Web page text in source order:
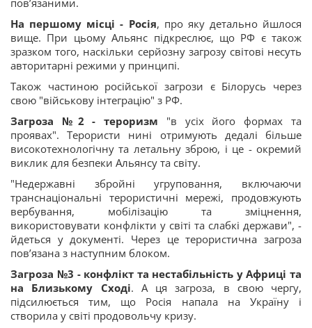
На першому місці - Росія, про яку детально йшлося
вище. При цьому Альянс підкреслює, що РФ є також
зразком того, наскільки серйозну загрозу світові несуть
авторитарні режими у принципі.
Також частиною російської загрози є Білорусь через
свою "військову інтеграцію" з РФ.
Загроза №2 - тероризм "в усіх його формах та
проявах". Терористи нині отримують дедалі більше
високотехнологічну та летальну зброю, і це - окремий
виклик для безпеки Альянсу та світу.
"Недержавні збройні угруповання, включаючи
транснаціональні терористичні мережі, продовжують
вербування, мобілізацію та зміцнення,
використовувати конфлікти у світі та слабкі держави", -
йдеться у документі. Через це терористична загроза
пов’язана з наступним блоком.
Загроза №3 - конфлікт та нестабільність у Африці та
на Близькому Сході. А ця загроза, в свою чергу,
підсилюється тим, що Росія напала на Україну і
створила у світі продовольчу кризу.